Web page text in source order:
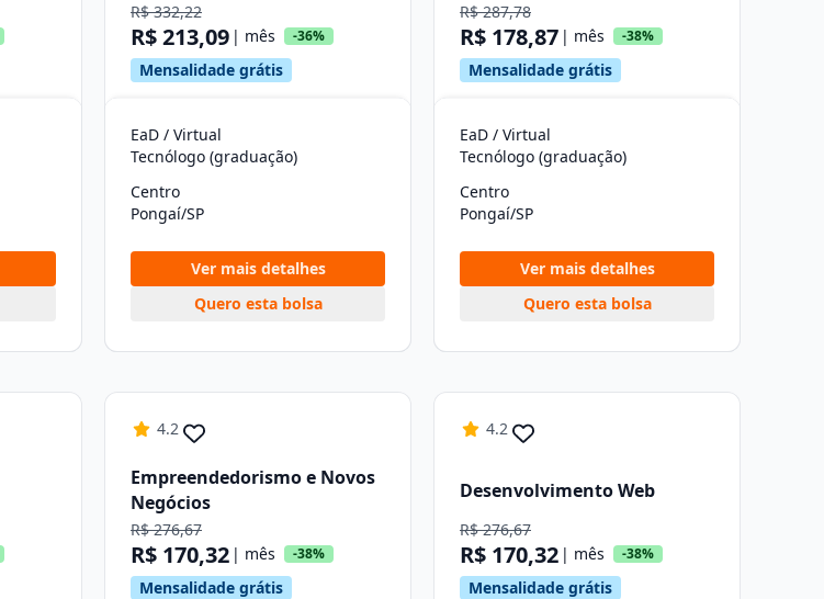
R$ 332,22
R$ 213,09 | mês -36%
Mensalidade grátis
EaD / Virtual
Tecnólogo (graduação)
Centro
Pongaí/SP
Ver mais detalhes
Quero esta bolsa
R$ 287,78
R$ 178,87 | mês -38%
Mensalidade grátis
EaD / Virtual
Tecnólogo (graduação)
Centro
Pongaí/SP
Ver mais detalhes
Quero esta bolsa
4.2
Empreendedorismo e Novos
Negócios
R$ 276,67
R$ 170,32 | mês -38%
Mensalidade grátis
4.2
Desenvolvimento Web
R$ 276,67
R$ 170,32 | mês -38%
Mensalidade grátis